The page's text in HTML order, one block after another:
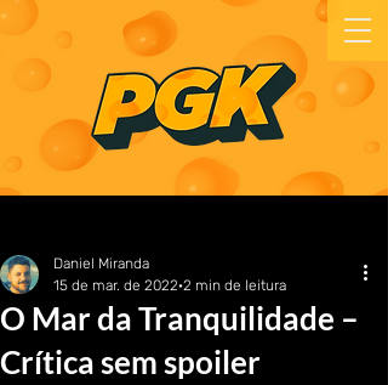
O Mar da Tranquilidade –
Crítica sem spoiler
Daniel Miranda
15 de mar. de 2022 2 min de leitura